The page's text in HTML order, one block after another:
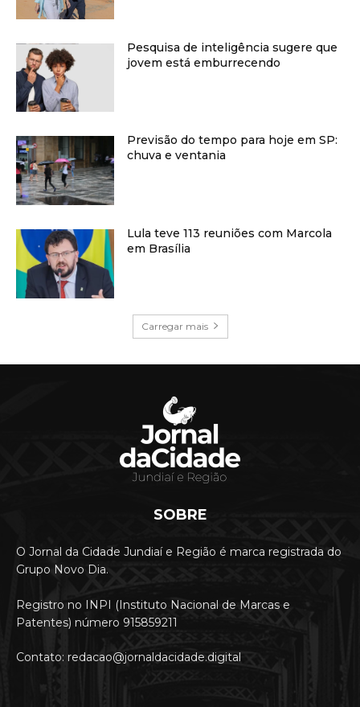
Pesquisa de inteligência sugere que
jovem está emburrecendo
Previsão do tempo para hoje em SP:
chuva e ventania
Lula teve 113 reuniões com Marcola
em Brasília
Carregar mais
SOBRE
O Jornal da Cidade Jundiaí e Região é marca registrada do
Grupo Novo Dia.
Registro no INPI (Instituto Nacional de Marcas e
Patentes) número 915859211
Contato: redacao@jornaldacidade.digital